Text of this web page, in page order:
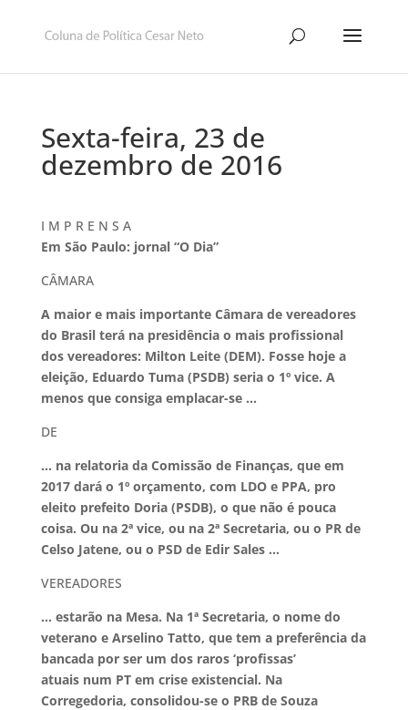
Sexta-feira, 23 de
dezembro de 2016
I M P R E N S A
Em São Paulo: jornal “O Dia”
CÂMARA
A maior e mais importante Câmara de vereadores
do Brasil terá na presidência o mais profissional
dos vereadores: Milton Leite (DEM). Fosse hoje a
eleição, Eduardo Tuma (PSDB) seria o 1º vice. A
menos que consiga emplacar-se …
DE
… na relatoria da Comissão de Finanças, que em
2017 dará o 1º orçamento, com LDO e PPA, pro
eleito prefeito Doria (PSDB), o que não é pouca
coisa. Ou na 2ª vice, ou na 2ª Secretaria, ou o PR de
Celso Jatene, ou o PSD de Edir Sales …
VEREADORES
… estarão na Mesa. Na 1ª Secretaria, o nome do
veterano e Arselino Tatto, que tem a preferência da
bancada por ser um dos raros ‘profissas’
atuais num PT em crise existencial. Na
Corregedoria, consolidou-se o PRB de Souza